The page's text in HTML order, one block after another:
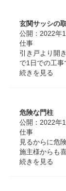
玄関サッシの
公開： 2022年
仕事
引き戸より開
で1日での工事
続きを見る
危険な門柱
公開： 2022年
仕事
見るからに危
施主様からも
続きを見る